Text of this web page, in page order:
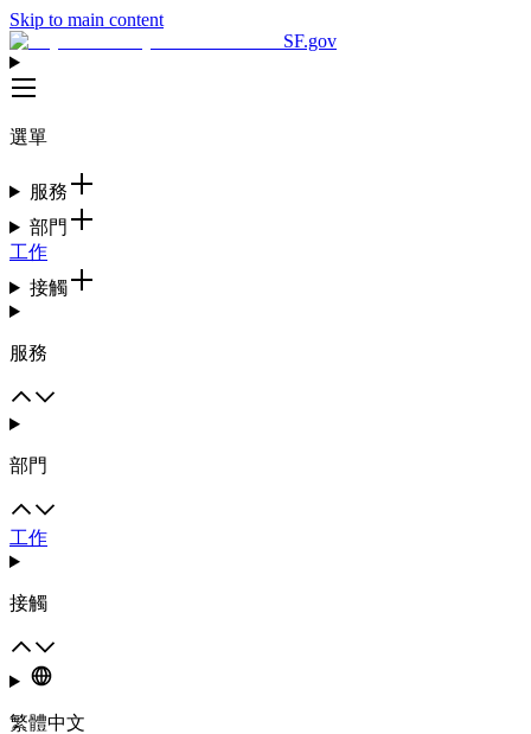
Skip to main content
SF.gov
選單
服務
部門
工作
接觸
服務
部門
工作
接觸
繁體中文